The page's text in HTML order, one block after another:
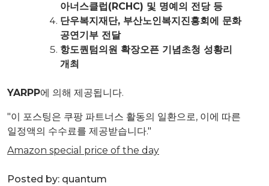
아너스클럽(RCHC) 및 명예의 전당 등
단우복지재단, 부산노인복지진흥회에 문화
공연기부 전달
항도퀀텀의원 확장오픈 기념초청 성황리
개최
YARPP에 의해 제공됩니다.
"이 포스팅은 쿠팡 파트너스 활동의 일환으로, 이에 따른
일정액의 수수료를 제공받습니다."
Amazon special price of the day
Posted by: quantum